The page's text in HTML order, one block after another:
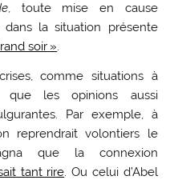
, toute mise en cause
dans la situation présente
soir ».
comme situations à
que les opinions aussi
Par exemple, à
reprendrait volontiers le
que la connexion
tant rire. Ou celui d’Abel